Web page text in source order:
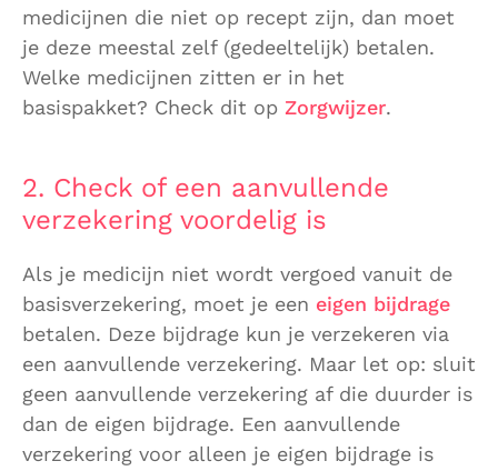
medicijnen die niet op recept zijn, dan moet
je deze meestal zelf (gedeeltelijk) betalen.
Welke medicijnen zitten er in het
basispakket? Check dit op Zorgwijzer.
2. Check of een aanvullende
verzekering voordelig is
Als je medicijn niet wordt vergoed vanuit de
basisverzekering, moet je een eigen bijdrage
betalen. Deze bijdrage kun je verzekeren via
een aanvullende verzekering. Maar let op: sluit
geen aanvullende verzekering af die duurder is
dan de eigen bijdrage. Een aanvullende
verzekering voor alleen je eigen bijdrage is